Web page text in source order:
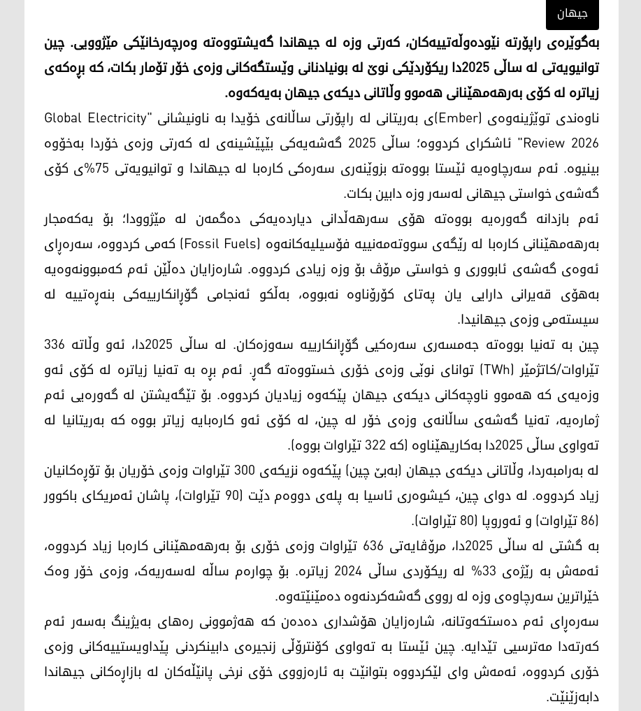
جیهان
بەگوێرەی راپۆرتە نێودەوڵەتییەکان، کەرتی وزە لە جیهاندا گەیشتووەتە وەرچەرخانێکی مێژوویی. چین
توانیویەتی لە ساڵی 2025دا ریکۆردێکی نوێ لە بونیادنانی وێستگەکانی وزەی خۆر تۆمار بکات، کە بڕەکەی
زیاترە لە کۆی بەرهەمهێنانی هەموو وڵاتانی دیکەی جیهان بەیەکەوە.
ناوەندی توێژینەوەی (Ember)ی بەریتانی لە راپۆرتی ساڵانەی خۆیدا بە ناونیشانی "Global Electricity
Review 2026" ئاشکرای کردووە؛ ساڵی 2025 گەشەیەکی بێپێشینەی لە کەرتی وزەی خۆردا بەخۆوە
بینیوە. ئەم سەرچاوەیە ئێستا بووەتە بزوێنەری سەرەکی کارەبا لە جیهاندا و توانیویەتی 75%ی کۆی
گەشەی خواستی جیهانی لەسەر وزە دابین بکات.
ئەم بازدانە گەورەیە بووەتە هۆی سەرهەڵدانی دیاردەیەکی دەگمەن لە مێژوودا؛ بۆ یەکەمجار
بەرهەمهێنانی کارەبا لە رێگەی سووتەمەنییە فۆسیلیەکانەوە (Fossil Fuels) کەمی کردووە، سەرەڕای
ئەوەی گەشەی ئابووری و خواستی مرۆڤ بۆ وزە زیادی کردووە. شارەزایان دەڵێن ئەم کەمبوونەوەیە
بەهۆی قەیرانی دارایی یان پەتای کۆرۆناوە نەبووە، بەڵکو ئەنجامی گۆڕانکارییەکی بنەڕەتییە لە
سیستەمی وزەی جیهانیدا.
چین بە تەنیا بووەتە جەمسەری سەرەکیی گۆڕانکارییە سەوزەکان. لە ساڵی 2025دا، ئەو وڵاتە 336
تێراوات/کاتژمێر (TWh) توانای نوێی وزەی خۆری خستووەتە گەڕ. ئەم بڕە بە تەنیا زیاترە لە کۆی ئەو
وزەیەی کە هەموو ناوچەکانی دیکەی جیهان پێکەوە زیادیان کردووە. بۆ تێگەیشتن لە گەورەیی ئەم
ژمارەیە، تەنیا گەشەی ساڵانەی وزەی خۆر لە چین، لە کۆی ئەو کارەبایە زیاتر بووە کە بەریتانیا لە
تەواوی ساڵی 2025دا بەکاریهێناوە (کە 322 تێراوات بووە).
لە بەرامبەردا، وڵاتانی دیکەی جیهان (بەبێ چین) پێکەوە نزیکەی 300 تێراوات وزەی خۆریان بۆ تۆڕەکانیان
زیاد کردووە. لە دوای چین، کیشوەری ئاسیا بە پلەی دووەم دێت (90 تێراوات)، پاشان ئەمریکای باکوور
(86 تێراوات) و ئەوروپا (80 تێراوات).
بە گشتی لە ساڵی 2025دا، مرۆڤایەتی 636 تێراوات وزەی خۆری بۆ بەرهەمهێنانی کارەبا زیاد کردووە،
ئەمەش بە رێژەی 33% لە ریکۆردی ساڵی 2024 زیاترە. بۆ چوارەم ساڵە لەسەریەک، وزەی خۆر وەک
خێراترین سەرچاوەی وزە لە رووی گەشەکردنەوە دەمێنێتەوە.
سەرەڕای ئەم دەستکەوتانە، شارەزایان هۆشداری دەدەن کە هەژموونی رەهای بەیژینگ بەسەر ئەم
کەرتەدا مەترسیی تێدایە. چین ئێستا بە تەواوی کۆنترۆڵی زنجیرەی دابینکردنی پێداویستییەکانی وزەی
خۆری کردووە، ئەمەش وای لێکردووە بتوانێت بە ئارەزووی خۆی نرخی پانێڵەکان لە بازاڕەکانی جیهاندا
دابەزێنێت.